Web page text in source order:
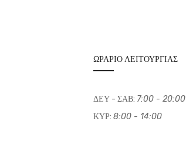
ΩΡΆΡΙΟ ΛΕΙΤΟΥΡΓΊΑΣ
ΔΕΥ - ΣΑΒ: 7:00 - 20:00
ΚΥΡ: 8:00 - 14:00